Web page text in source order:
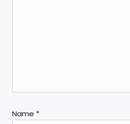
Name *